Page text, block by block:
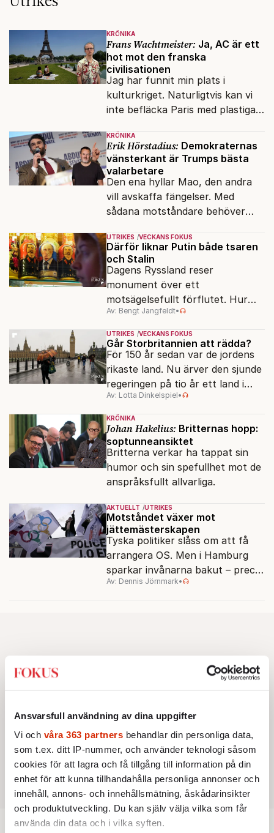
Ansvarsfull användning av dina uppgifter
Vi och våra 363 partners behandlar din personliga data,
som t.ex. ditt IP-nummer, och använder teknologi såsom
cookies för att lagra och få tillgång till information på din
enhet för att kunna tillhandahålla personliga annonser och
innehåll, annons- och innehållsmätning, åskådarinsikter
och produktutveckling. Du kan själv välja vilka som får
använda din data och i vilka syften.
KRÖNIKA
Frans Wachtmeister: Ja, AC är ett
hot mot den franska
civilisationen
Jag har funnit min plats i
kulturkriget. Naturligtvis kan vi
inte befläcka Paris med plastiga
KRÖNIKA
Erik Hörstadius: Demokraternas
vänsterkant är Trumps bästa
valarbetare
Den ena hyllar Mao, den andra
vill avskaffa fängelser. Med
sådana motståndare behöver
vänner.
UTRIKES VECKANS FOKUS
Därför liknar Putin både tsaren
och Stalin
Dagens Ryssland reser
monument över ett
motsägelsefullt förflutet. Hur
kunde två revolutioner förändra
hela samhället – utan att rubba
den ryska statsidén?
Av: Bengt Jangfeldt•
UTRIKES VECKANS FOKUS
Går Storbritannien att rädda?
För 150 år sedan var de jordens
rikaste land. Nu ärver den sjunde
regeringen på tio år ett land i
politiskt och ekonomiskt kaos.
Av: Lotta Dinkelspiel•
KRÖNIKA
Johan Hakelius: Britternas hopp:
soptunneansiktet
Britterna verkar ha tappat sin
humor och sin spefullhet mot de
anspråksfullt allvarliga.
AKTUELLT UTRIKES
Motståndet växer mot
jättemästerskapen
Tyska politiker slåss om att få
arrangera OS. Men i Hamburg
sparkar invånarna bakut – precis
som de gjort tidigare i Paris,
Av: Dennis Jörnmark•